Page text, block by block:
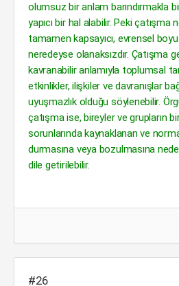
olumsuz bir anlam barındırmakla
yapıcı bir hal alabilir. Peki çatışma
tamamen kapsayıcı, evrensel
neredeyse olanaksızdır. Çatışma
kavranabilir anlamıyla toplumsal
etkinlikler, ilişkiler ve davranışlar
uyuşmazlık olduğu söylenebilir.
çatışma ise, bireyler ve grupların
sorunlarında kaynaklanan ve
durmasına veya bozulmasına
dile getirilebilir.
#26